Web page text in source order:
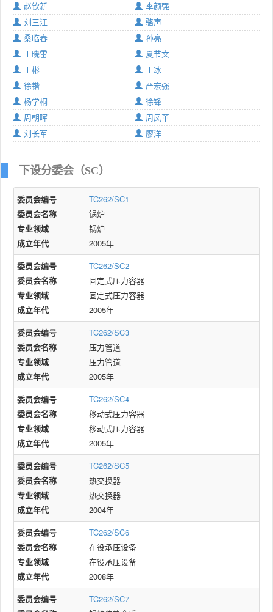
赵钦新
李颜强
刘三江
骆声
桑临春
孙亮
王晓雷
夏节文
王彬
王冰
徐锴
严宏强
杨学桐
徐锋
周朝晖
周凤革
刘长军
廖洋
下设分委会（SC）
委员会编号
TC262/SC1
委员会名称
锅炉
专业领域
锅炉
成立年代
2005年
委员会编号
TC262/SC2
委员会名称
固定式压力容器
专业领域
固定式压力容器
成立年代
2005年
委员会编号
TC262/SC3
委员会名称
压力管道
专业领域
压力管道
成立年代
2005年
委员会编号
TC262/SC4
委员会名称
移动式压力容器
专业领域
移动式压力容器
成立年代
2005年
委员会编号
TC262/SC5
委员会名称
热交换器
专业领域
热交换器
成立年代
2004年
委员会编号
TC262/SC6
委员会名称
在役承压设备
专业领域
在役承压设备
成立年代
2008年
委员会编号
TC262/SC7